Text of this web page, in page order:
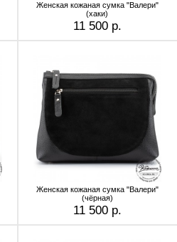
Женская кожаная сумка "Валери"
(хаки)
11 500 р.
Женская кожаная сумка "Валери"
(чёрная)
11 500 р.